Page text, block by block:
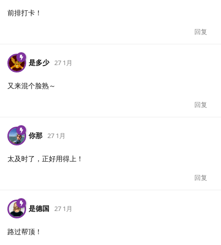
前排打卡！
回复
是多少 27 1月
又来混个脸熟～
回复
你那 27 1月
太及时了，正好用得上！
回复
是德国 27 1月
路过帮顶！